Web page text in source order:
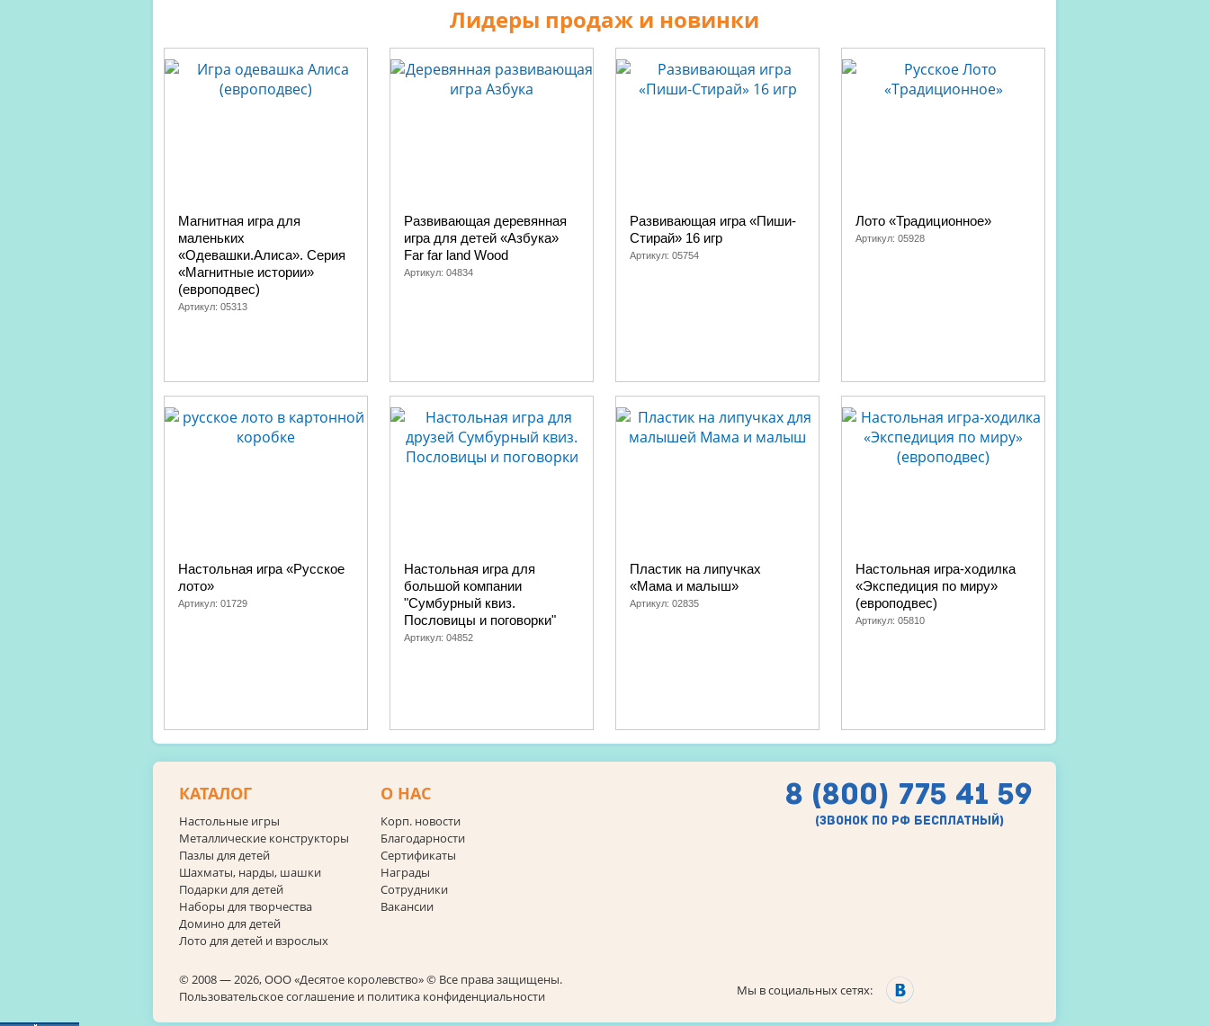
Лидеры продаж и новинки
Магнитная игра для
маленьких
«Одевашки.Алиса». Серия
«Магнитные истории»
(европодвес)
Артикул: 05313
Развивающая деревянная
игра для детей «Азбука»
Far far land Wood
Артикул: 04834
Развивающая игра «Пиши-
Стирай» 16 игр
Артикул: 05754
Лото «Традиционное»
Артикул: 05928
Настольная игра «Русское
лото»
Артикул: 01729
Настольная игра для
большой компании
"Сумбурный квиз.
Пословицы и поговорки"
Артикул: 04852
Пластик на липучках
«Мама и малыш»
Артикул: 02835
Настольная игра-ходилка
«Экспедиция по миру»
(европодвес)
Артикул: 05810
КАТАЛОГ
Настольные игры
Металлические конструкторы
Пазлы для детей
Шахматы, нарды, шашки
Подарки для детей
Наборы для творчества
Домино для детей
Лото для детей и взрослых
О НАС
Корп. новости
Благодарности
Сертификаты
Награды
Сотрудники
Вакансии
8 (800) 775 41 59
(звонок по рф бесплатный)
© 2008 — 2026, ООО «Десятое королевство» © Все права защищены.
Пользовательское соглашение и политика конфиденциальности
Мы в социальных сетях: